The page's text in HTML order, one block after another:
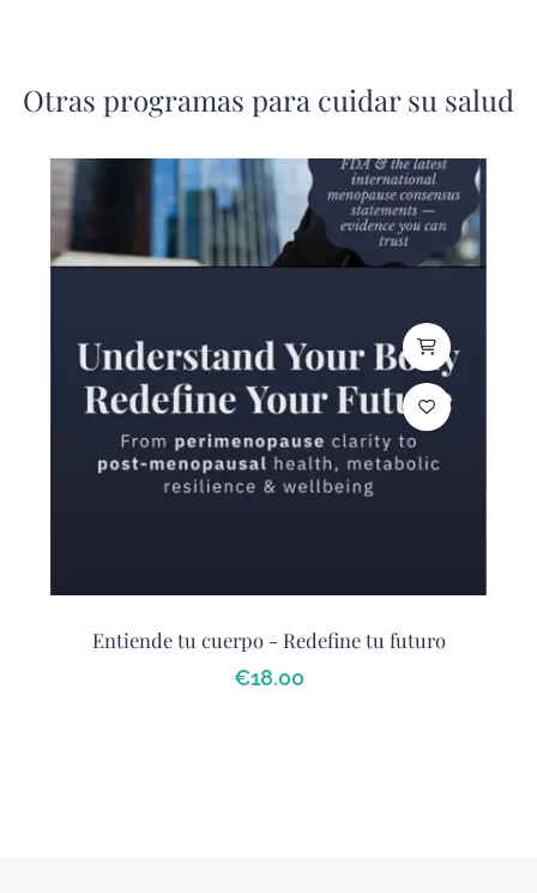
Otras programas para cuidar su salud
Entiende tu cuerpo - Redefine tu futuro
€18.00